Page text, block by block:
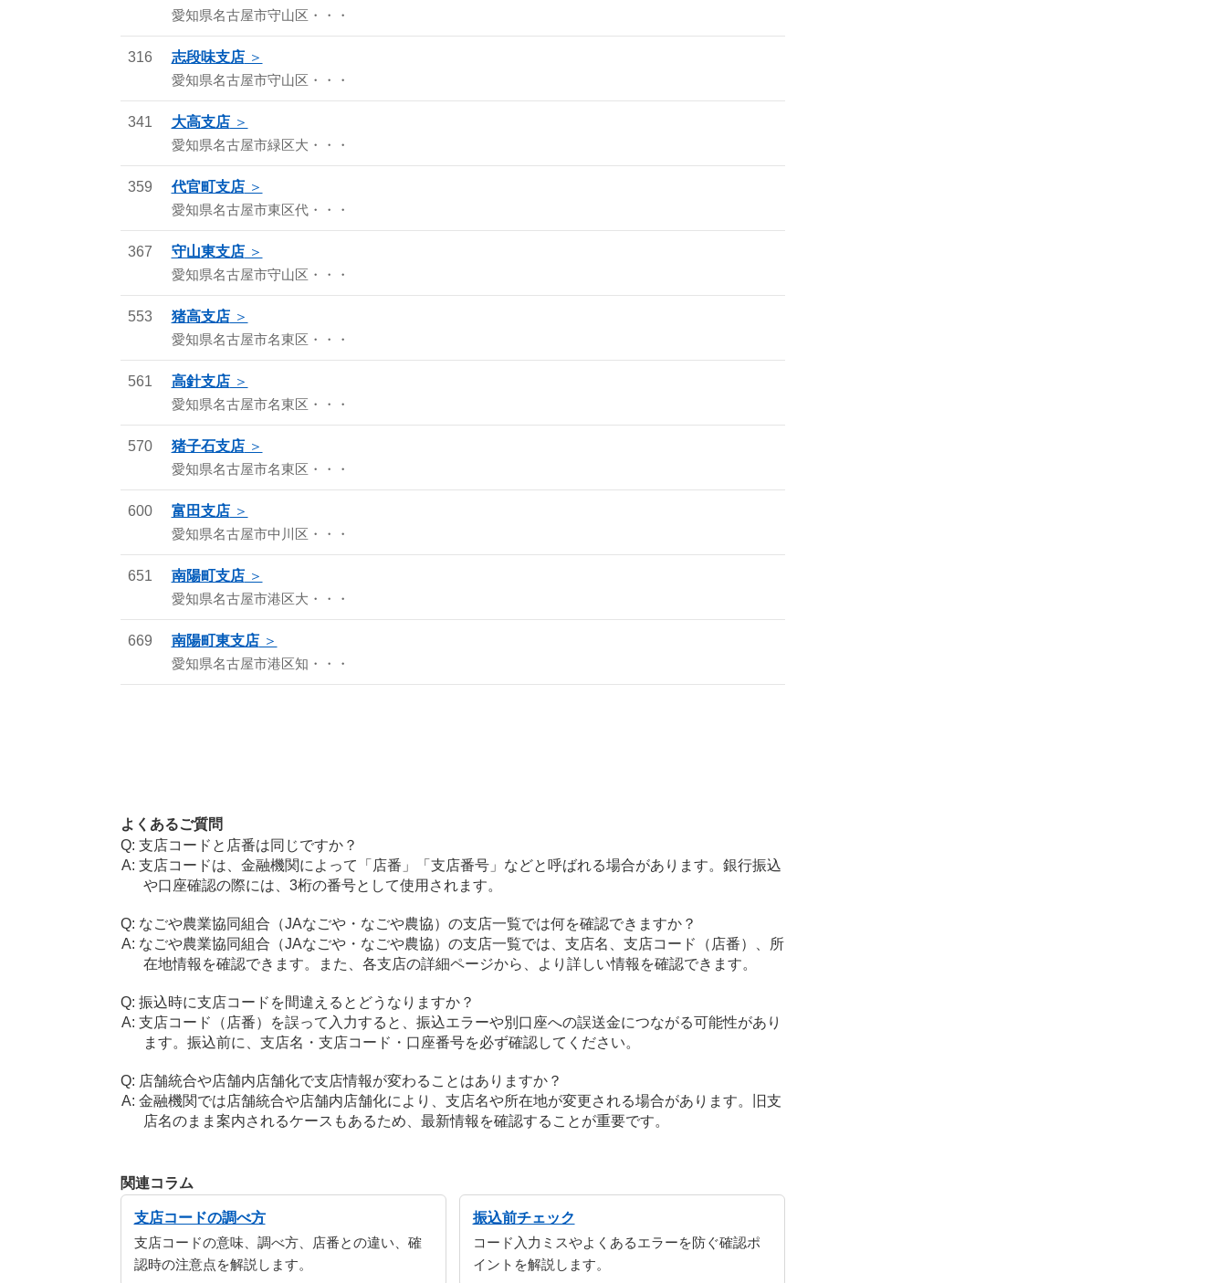
愛知県名古屋市守山区・・・
316 志段味支店
愛知県名古屋市守山区・・・
341 大高支店
愛知県名古屋市緑区大・・・
359 代官町支店
愛知県名古屋市東区代・・・
367 守山東支店
愛知県名古屋市守山区・・・
553 猪高支店
愛知県名古屋市名東区・・・
561 高針支店
愛知県名古屋市名東区・・・
570 猪子石支店
愛知県名古屋市名東区・・・
600 富田支店
愛知県名古屋市中川区・・・
651 南陽町支店
愛知県名古屋市港区大・・・
669 南陽町東支店
愛知県名古屋市港区知・・・
よくあるご質問
支店コードと店番は同じですか？
支店コードは、金融機関によって「店番」「支店番号」などと呼ばれる場合があります。銀行振込
や口座確認の際には、3桁の番号として使用されます。
なごや農業協同組合（JAなごや・なごや農協）の支店一覧では何を確認できますか？
なごや農業協同組合（JAなごや・なごや農協）の支店一覧では、支店名、支店コード（店番）、所
在地情報を確認できます。また、各支店の詳細ページから、より詳しい情報を確認できます。
振込時に支店コードを間違えるとどうなりますか？
支店コード（店番）を誤って入力すると、振込エラーや別口座への誤送金につながる可能性があり
ます。振込前に、支店名・支店コード・口座番号を必ず確認してください。
店舗統合や店舗内店舗化で支店情報が変わることはありますか？
金融機関では店舗統合や店舗内店舗化により、支店名や所在地が変更される場合があります。旧支
店名のまま案内されるケースもあるため、最新情報を確認することが重要です。
関連コラム
支店コードの調べ方
支店コードの意味、調べ方、店番との違い、確
認時の注意点を解説します。
振込前チェック
コード入力ミスやよくあるエラーを防ぐ確認ポ
イントを解説します。